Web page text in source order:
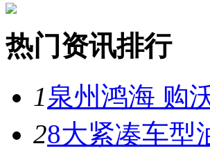
热门资讯排行
1泉州鸿海 购
28大紧凑车型